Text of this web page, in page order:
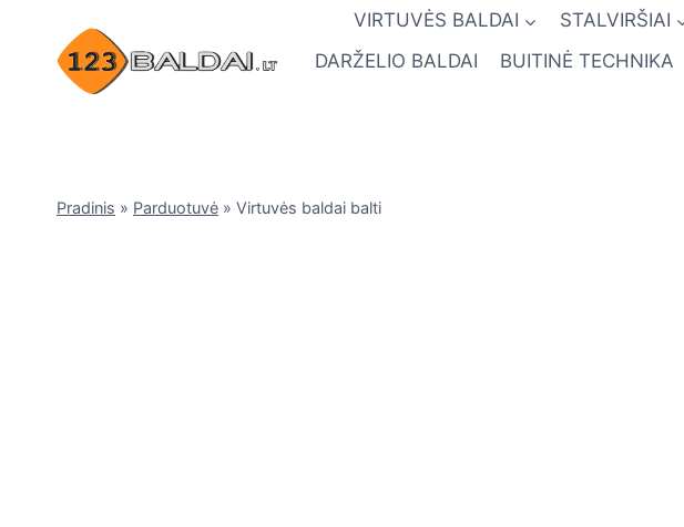
content
VIRTUVĖS BALDAI STALVIRŠIAI
DARŽELIO BALDAI
BUITINĖ TECHNIKA
Pradinis » Parduotuvė » Virtuvės baldai balti